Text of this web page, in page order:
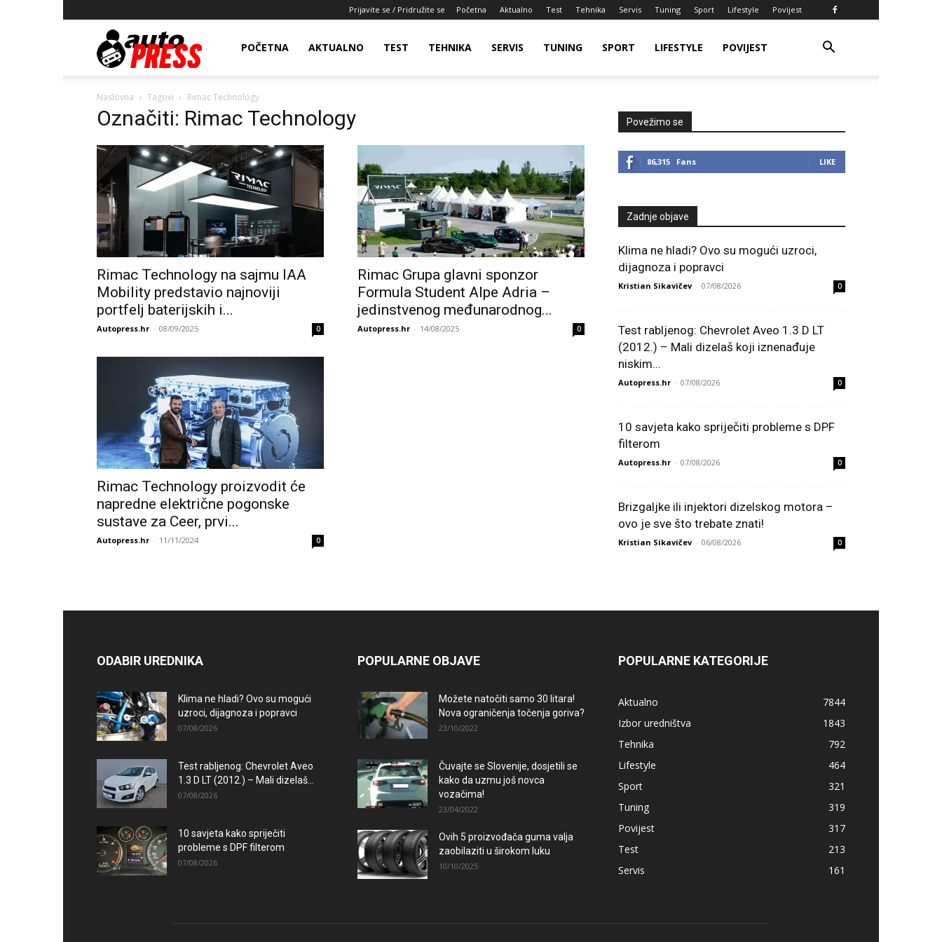
Prijavite se / Pridružite se Početna Aktualno Test Tehnika Servis Tuning Sport Lifestyle Povijest
AutopressHRPOČETNA AKTUALNO TEST TEHNIKA SERVIS TUNING SPORT LIFESTYLE POVIJEST
Naslovna Tagovi Rimac Technology
Označiti: Rimac Technology
Rimac Technology na sajmu IAA
Mobility predstavio najnoviji
portfelj baterijskih i...
Autopress.hr - 08/09/2025 0
Rimac Grupa glavni sponzor
Formula Student Alpe Adria –
jedinstvenog međunarodnog...
Autopress.hr - 14/08/2025 0
Rimac Technology proizvodit će
napredne električne pogonske
sustave za Ceer, prvi...
Autopress.hr - 11/11/2024 0
Povežimo se
86,315 Fans LIKE
Zadnje objave
Klima ne hladi? Ovo su mogući uzroci,
dijagnoza i popravci
Kristian Sikavičev - 07/08/2026 0
Test rabljenog: Chevrolet Aveo 1.3 D LT
(2012.) – Mali dizelaš koji iznenađuje
niskim...
Autopress.hr - 07/08/2026 0
10 savjeta kako spriječiti probleme s DPF
filterom
Autopress.hr - 07/08/2026 0
Brizgaljke ili injektori dizelskog motora –
ovo je sve što trebate znati!
Kristian Sikavičev - 06/08/2026 0
ODABIR UREDNIKA
Klima ne hladi? Ovo su mogući
uzroci, dijagnoza i popravci
07/08/2026
Test rabljenog: Chevrolet Aveo
1.3 D LT (2012.) – Mali dizelaš...
07/08/2026
10 savjeta kako spriječiti
probleme s DPF filterom
07/08/2026
POPULARNE OBJAVE
Možete natočiti samo 30 litara!
Nova ograničenja točenja goriva?
23/10/2022
Čuvajte se Slovenije, dosjetili se
kako da uzmu još novca
vozačima!
23/04/2022
Ovih 5 proizvođača guma valja
zaobilaziti u širokom luku
10/10/2025
POPULARNE KATEGORIJE
Aktualno
7844
Izbor uredništva
1843
Tehnika
792
Lifestyle
464
Sport
321
Tuning
319
Povijest
317
Test
213
Servis
161